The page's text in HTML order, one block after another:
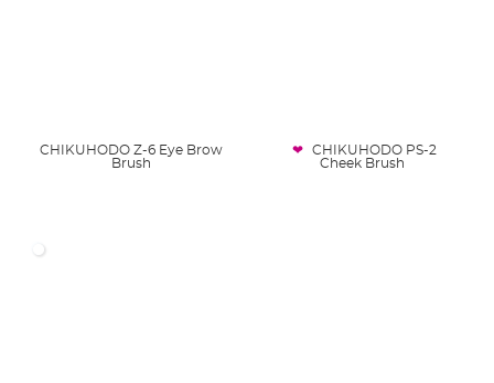
CHIKUHODO Z-6 Eye Brow
Brush
CHIKUHODO PS-2
Cheek Brush